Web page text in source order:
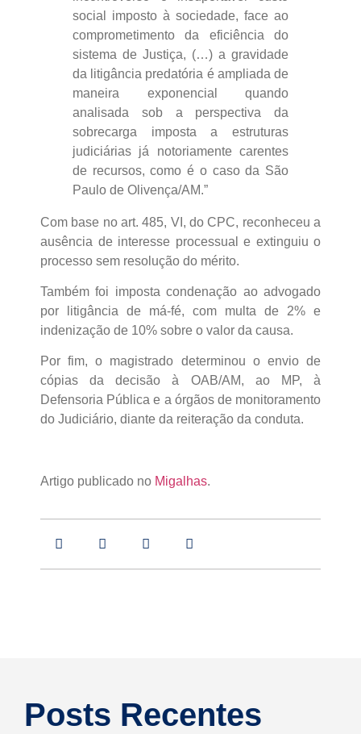
social imposto à sociedade, face ao
comprometimento da eficiência do
sistema de Justiça, (…) a gravidade
da litigância predatória é ampliada de
maneira exponencial quando
analisada sob a perspectiva da
sobrecarga imposta a estruturas
judiciárias já notoriamente carentes
de recursos, como é o caso da São
Paulo de Olivença/AM.”
Com base no art. 485, VI, do CPC, reconheceu a
ausência de interesse processual e extinguiu o
processo sem resolução do mérito.
Também foi imposta condenação ao advogado
por litigância de má-fé, com multa de 2% e
indenização de 10% sobre o valor da causa.
Por fim, o magistrado determinou o envio de
cópias da decisão à OAB/AM, ao MP, à
Defensoria Pública e a órgãos de monitoramento
do Judiciário, diante da reiteração da conduta.
Artigo publicado no Migalhas.
Posts Recentes